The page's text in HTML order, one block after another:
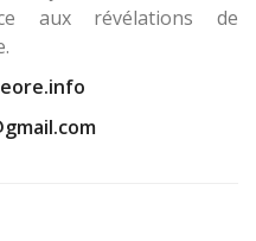
aux révélations de